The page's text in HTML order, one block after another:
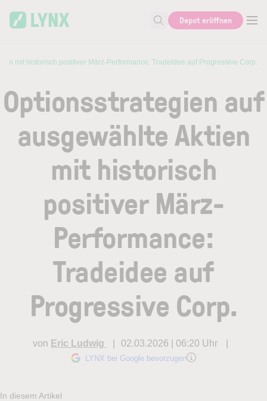
Suche nach Aktie, Autor...
Depot eröffnen
mit historisch positiver März-Performance: Tradeidee auf Progressive Corp.
Optionsstrategien auf
ausgewählte Aktien
mit historisch
positiver März-
Performance:
Tradeidee auf
Progressive Corp.
von Eric Ludwig 02.03.2026 | 06:20 Uhr
LYNX bei Google bevorzugen
In diesem Artikel